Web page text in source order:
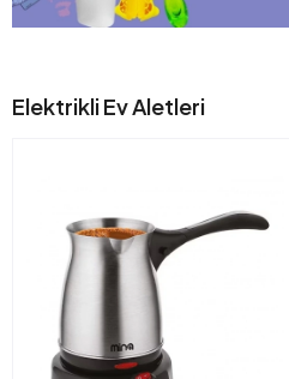
Elektrikli Ev Aletleri